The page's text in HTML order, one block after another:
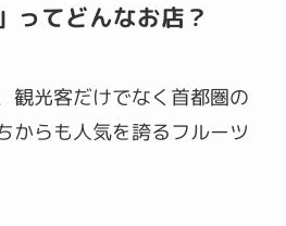
ってどんなお店？
観光客だけでなく首都圏の
からも人気を誇るフルーツ